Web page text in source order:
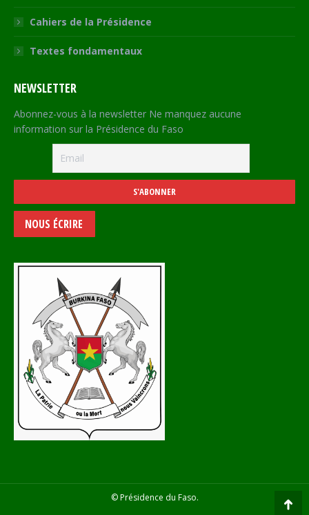
Cahiers de la Présidence
Textes fondamentaux
NEWSLETTER
Abonnez-vous à la newsletter Ne manquez aucune
information sur la Présidence du Faso
NOUS ÉCRIRE
© Présidence du Faso.
Go